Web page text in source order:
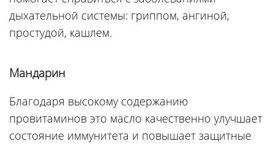
дыхательной системы: гриппом, ангиной,
простудой, кашлем.
Мандарин
Благодаря высокому содержанию
провитаминов это масло качественно улучшает
состояние иммунитета и повышает защитные